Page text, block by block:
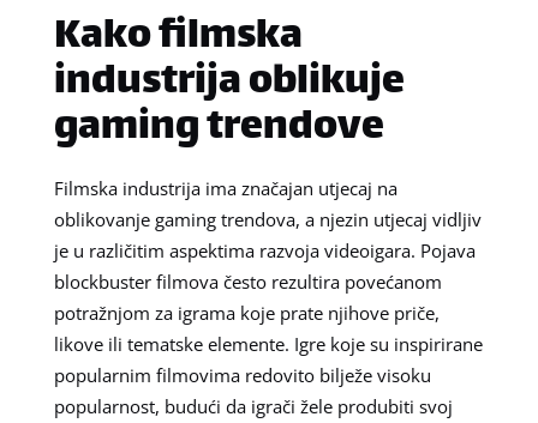
Kako filmska
industrija oblikuje
gaming trendove
Filmska industrija ima značajan utjecaj na
oblikovanje gaming trendova, a njezin utjecaj vidljiv
je u različitim aspektima razvoja videoigara. Pojava
blockbuster filmova često rezultira povećanom
potražnjom za igrama koje prate njihove priče,
likove ili tematske elemente. Igre koje su inspirirane
popularnim filmovima redovito bilježe visoku
popularnost, budući da igrači žele produbiti svoj